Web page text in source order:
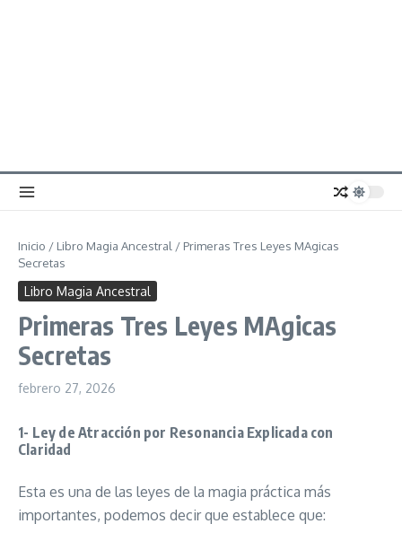
Inicio / Libro Magia Ancestral / Primeras Tres Leyes MAgicas
Secretas
Libro Magia Ancestral
Primeras Tres Leyes MAgicas
Secretas
febrero 27, 2026
1- Ley de Atracción por Resonancia Explicada con
Claridad
Esta es una de las leyes de la magia práctica más
importantes, podemos decir que establece que: